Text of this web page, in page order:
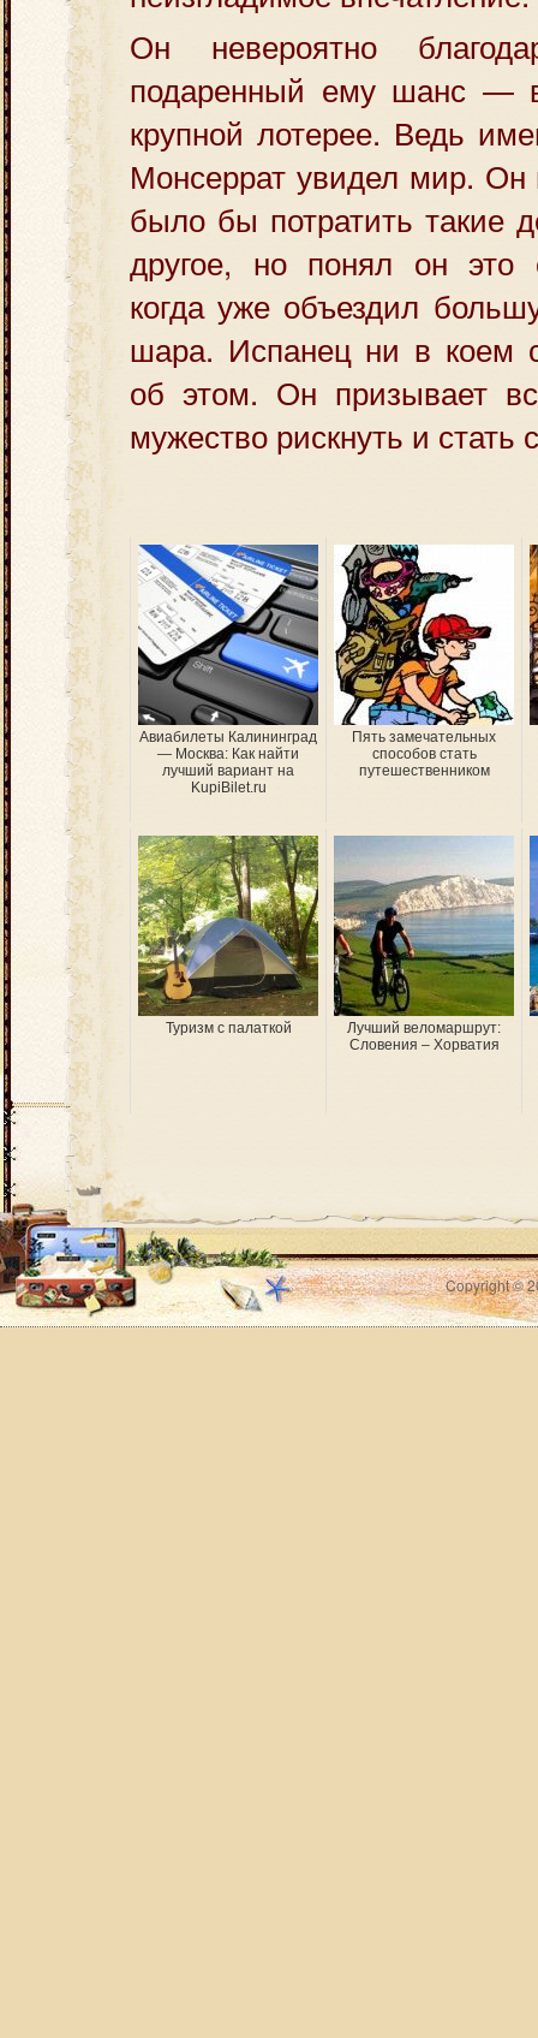
Он невероятно
подаренный ему шанс —
крупной лотерее. Ведь
Монсеррат увидел мир.
было бы потратить такие
другое, но понял он это
когда уже объездил
шара. Испанец ни в коем
об этом. Он призывает
мужество рискнуть и стать
Авиабилеты Калининград
— Москва: Как найти
лучший вариант на
KupiBilet.ru
Пять замечательных
способов стать
путешественником
Туризм с палаткой
Лучший веломаршрут:
Словения – Хорватия
Copyright ©